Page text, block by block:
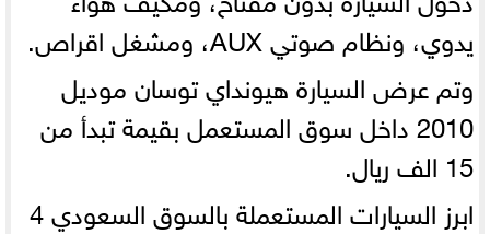
يدوي، ونظام صوتي AUX، ومشغل اقراص.
وتم عرض السيارة هيونداي توسان موديل
2010 داخل سوق المستعمل بقيمة تبدأ من
15 الف ريال.
ابرز السيارات المستعملة بالسوق السعودي4